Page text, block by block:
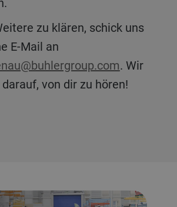
E-Mail an
. Wir
von dir zu hören!